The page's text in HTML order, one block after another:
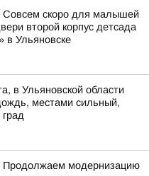
Совсем скоро для малышей
второй корпус детсада
в Ульяновске
в Ульяновской области
местами сильный,
Продолжаем модернизацию